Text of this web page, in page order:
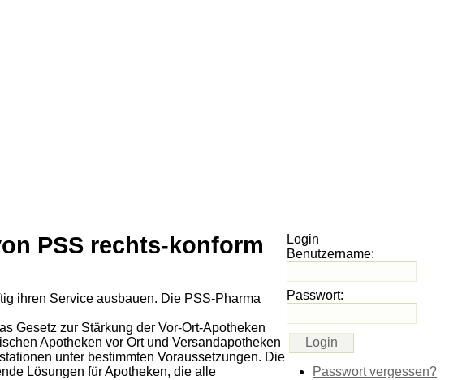
PSS rechts-konform
ihren Service ausbauen. Die PSS-Pharma
Gesetz zur Stärkung der Vor-Ort-Apotheken
Apotheken vor Ort und Versandapotheken
unter bestimmten Voraussetzungen. Die
Lösungen für Apotheken, die alle
Login
Benutzername:
Passwort:
Passwort vergessen?